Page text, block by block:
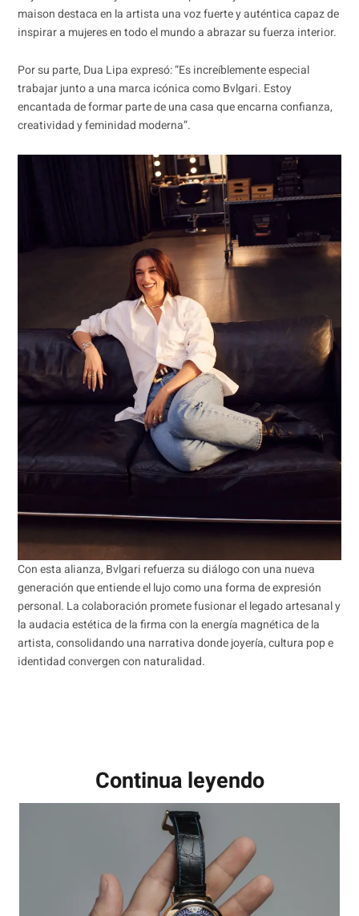
maison destaca en la artista una voz fuerte y auténtica capaz de
inspirar a mujeres en todo el mundo a abrazar su fuerza interior.
Por su parte, Dua Lipa expresó: “Es increíblemente especial
trabajar junto a una marca icónica como Bvlgari. Estoy
encantada de formar parte de una casa que encarna confianza,
creatividad y feminidad moderna”.
Con esta alianza, Bvlgari refuerza su diálogo con una nueva
generación que entiende el lujo como una forma de expresión
personal. La colaboración promete fusionar el legado artesanal y
la audacia estética de la firma con la energía magnética de la
artista, consolidando una narrativa donde joyería, cultura pop e
identidad convergen con naturalidad.
Continua leyendo